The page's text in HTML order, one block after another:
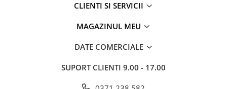
Rezistoare CANBUS LED
Veste Reflectorizante de Avertizare
CLIENTI SI SERVICII
MAGAZINUL MEU
DATE COMERCIALE
SUPORT CLIENTI 9.00 - 17.00